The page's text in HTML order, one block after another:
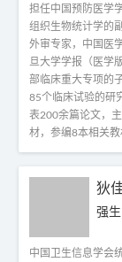
担任中国预防医学
组织生物统计学的
外审专家，中国医
旦大学学报（医学
部临床重大专项的
85个临床试验的研
表200余篇论文，
材，参编8本相关教
狄
强
中国卫生信息学会